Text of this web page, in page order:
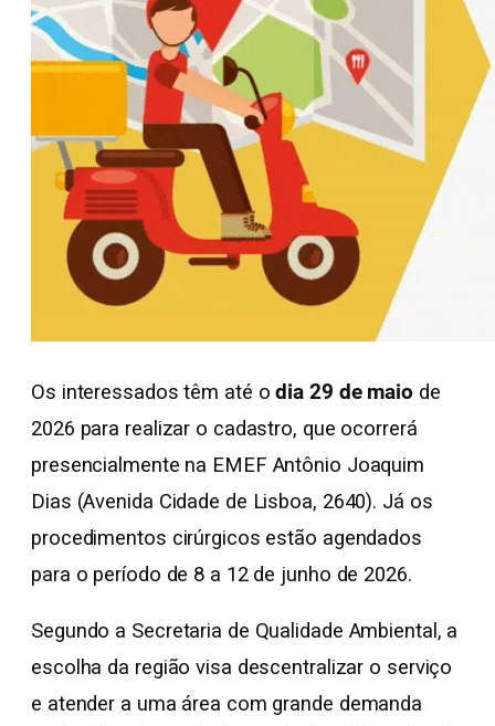
Os interessados têm até odia 29 de maio de
2026 para realizar o cadastro, que ocorrerá
presencialmente na EMEF Antônio Joaquim
Dias (Avenida Cidade de Lisboa, 2640). Já os
procedimentos cirúrgicos estão agendados
para o período de 8 a 12 de junho de 2026.
Segundo a Secretaria de Qualidade Ambiental, a
escolha da região visa descentralizar o serviço
e atender a uma área com grande demanda